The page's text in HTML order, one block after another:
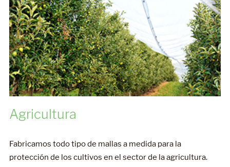
Fabricamos todo tipo de mallas a medida para la
protección de los cultivos en el sector de la agricultura.